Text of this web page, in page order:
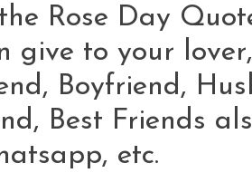
Rose Day
give to your
Boyfriend,
Best Friends
etc.